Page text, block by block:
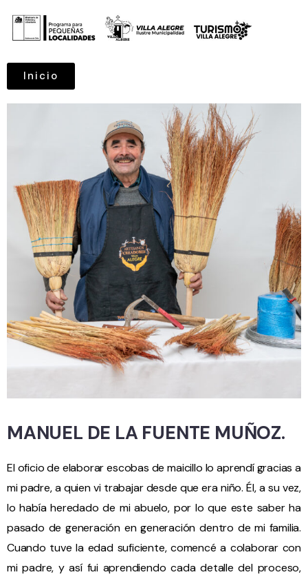
Inicio
MANUEL DE LA FUENTE MUÑOZ.
El oficio de elaborar escobas de maicillo lo aprendí gracias a
mi padre, a quien vi trabajar desde que era niño. Él, a su vez,
lo había heredado de mi abuelo, por lo que este saber ha
pasado de generación en generación dentro de mi familia.
Cuando tuve la edad suficiente, comencé a colaborar con
mi padre, y así fui aprendiendo cada detalle del proceso,